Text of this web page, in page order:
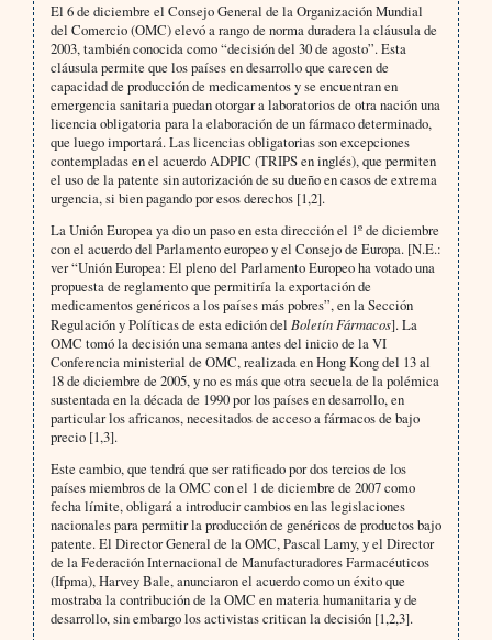
El 6 de diciembre el Consejo General de la Organización Mundial
del Comercio (OMC) elevó a rango de norma duradera la cláusula de
2003, también conocida como “decisión del 30 de agosto”. Esta
cláusula permite que los países en desarrollo que carecen de
capacidad de producción de medicamentos y se encuentran en
emergencia sanitaria puedan otorgar a laboratorios de otra nación una
licencia obligatoria para la elaboración de un fármaco determinado,
que luego importará. Las licencias obligatorias son excepciones
contempladas en el acuerdo ADPIC (TRIPS en inglés), que permiten
el uso de la patente sin autorización de su dueño en casos de extrema
urgencia, si bien pagando por esos derechos [1,2].
La Unión Europea ya dio un paso en esta dirección el 1º de diciembre
con el acuerdo del Parlamento europeo y el Consejo de Europa. [N.E.:
ver “Unión Europea: El pleno del Parlamento Europeo ha votado una
propuesta de reglamento que permitiría la exportación de
medicamentos genéricos a los países más pobres”, en la Sección
Regulación y Políticas de esta edición del Boletín Fármacos]. La
OMC tomó la decisión una semana antes del inicio de la VI
Conferencia ministerial de OMC, realizada en Hong Kong del 13 al
18 de diciembre de 2005, y no es más que otra secuela de la polémica
sustentada en la década de 1990 por los países en desarrollo, en
particular los africanos, necesitados de acceso a fármacos de bajo
precio [1,3].
Este cambio, que tendrá que ser ratificado por dos tercios de los
países miembros de la OMC con el 1 de diciembre de 2007 como
fecha límite, obligará a introducir cambios en las legislaciones
nacionales para permitir la producción de genéricos de productos bajo
patente. El Director General de la OMC, Pascal Lamy, y el Director
de la Federación Internacional de Manufacturadores Farmacéuticos
(Ifpma), Harvey Bale, anunciaron el acuerdo como un éxito que
mostraba la contribución de la OMC en materia humanitaria y de
desarrollo, sin embargo los activistas critican la decisión [1,2,3].